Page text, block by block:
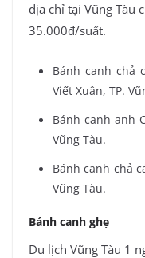
địa chỉ tại Vũng Tàu
35.000đ/suất.
Bánh canh chả
Viết Xuân, TP.
Bánh canh anh
Vũng Tàu.
Bánh canh chả
Vũng Tàu.
Bánh canh ghẹ
Du lịch Vũng Tàu 1